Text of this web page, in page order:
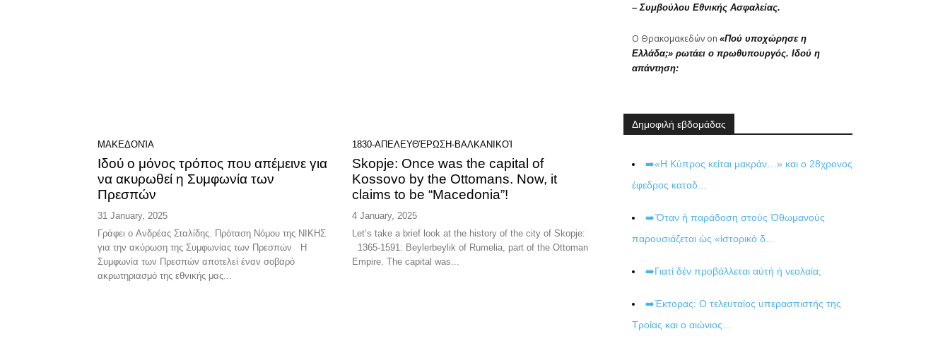
ΜΑΚΕΔΟΝΊΑ
Ιδού ο μόνος τρόπος που απέμεινε για
να ακυρωθεί η Συμφωνία των
Πρεσπών
31 January, 2025
Γράφει ο Ανδρέας Σταλίδης. Πρόταση Νόμου της ΝΙΚΗΣ
για την ακύρωση της Συμφωνίας των Πρεσπών Η
Συμφωνία των Πρεσπών αποτελεί έναν σοβαρό
ακρωτηριασμό της εθνικής μας...
1830-ΑΠΕΛΕΥΘΈΡΩΣΗ-ΒΑΛΚΑΝΙΚΟΊ
Skopje: Once was the capital of
Kossovo by the Ottomans. Now, it
claims to be “Macedonia”!
4 January, 2025
Let’s take a brief look at the history of the city of Skopje:
Empire. The capital was...
– Συμβούλου Εθνικής Ασφαλείας.
Ο Θρακομακεδών on «Πού υποχώρησε η
Ελλάδα;» ρωτάει ο πρωθυπουργός. Ιδού η
απάντηση:
Δημοφιλή εβδομάδας
➡️«Η Κύπρος κείται μακράν…» και ο 28χρονος
έφεδρος καταδ...
➡️Ὅταν ἡ παράδοση στούς Ὀθωμανούς
παρουσιάζεται ὡς «ἱστορικό δ...
➡️Γιατί δέν προβάλλεται αὐτή ἡ νεολαία;
➡️Έκτορας: Ο τελευταίος υπερασπιστής της
Τροίας και ο αιώνιος...